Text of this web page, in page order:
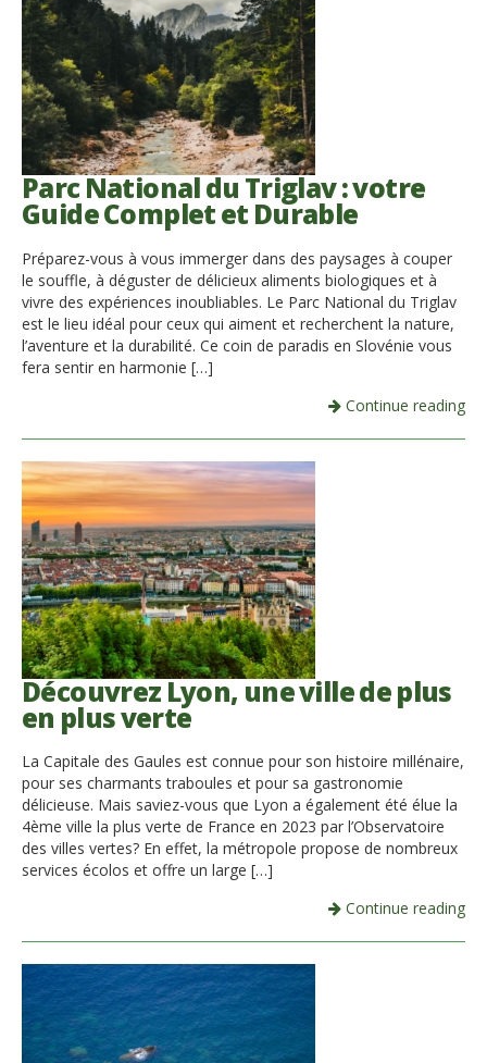
Parc National du Triglav : votre
Guide Complet et Durable
Préparez-vous à vous immerger dans des paysages à couper
le souffle, à déguster de délicieux aliments biologiques et à
vivre des expériences inoubliables. Le Parc National du Triglav
est le lieu idéal pour ceux qui aiment et recherchent la nature,
l’aventure et la durabilité. Ce coin de paradis en Slovénie vous
fera sentir en harmonie […]
Continue reading
Découvrez Lyon, une ville de plus
en plus verte
La Capitale des Gaules est connue pour son histoire millénaire,
pour ses charmants traboules et pour sa gastronomie
délicieuse. Mais saviez-vous que Lyon a également été élue la
4ème ville la plus verte de France en 2023 par l’Observatoire
des villes vertes? En effet, la métropole propose de nombreux
services écolos et offre un large […]
Continue reading